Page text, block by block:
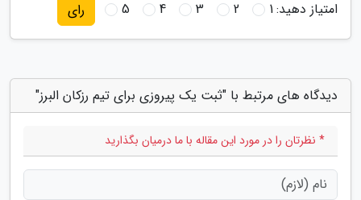
امتیاز دهید:1
2
3
4
5 رای
دیدگاه های مرتبط با "ثبت یک پیروزی برای تیم رزکان البرز"
* نظرتان را در مورد این مقاله با ما درمیان بگذارید